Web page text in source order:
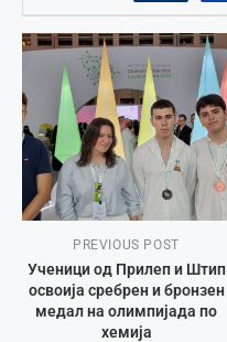
PREVIOUS POST
Ученици од Прилеп и Штип
освоија сребрен и бронзен
медал на олимпијада по
хемија